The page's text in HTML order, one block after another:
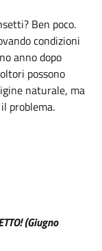
Ben poco.
condizioni
anno dopo
possono
naturale, ma
problema.
(Giugno